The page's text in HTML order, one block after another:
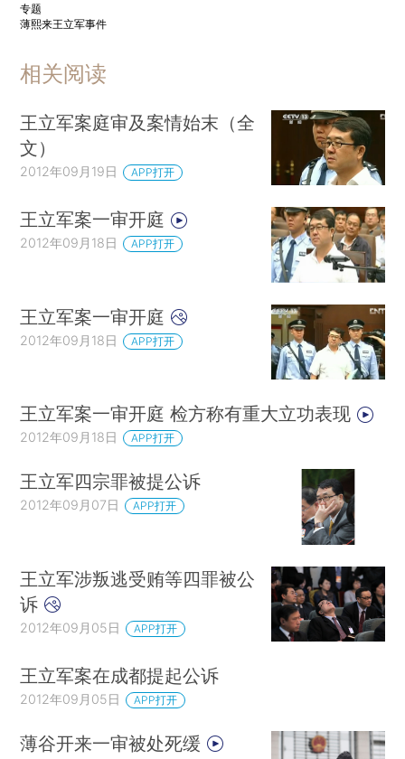
专题
薄熙来王立军事件
相关阅读
王立军案庭审及案情始末（全
文）
2012年09月19日 APP打开
王立军案一审开庭
2012年09月18日 APP打开
王立军案一审开庭
2012年09月18日 APP打开
王立军案一审开庭 检方称有重大立功表现
2012年09月18日 APP打开
王立军四宗罪被提公诉
2012年09月07日 APP打开
王立军涉叛逃受贿等四罪被公
诉
2012年09月05日 APP打开
王立军案在成都提起公诉
2012年09月05日 APP打开
薄谷开来一审被处死缓